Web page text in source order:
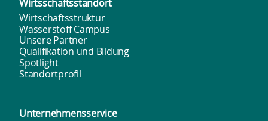
Wirtsschafts­standort
Wirtschaftsstruktur
Wasserstoff Campus
Unsere Partner
Qualifikation und Bildung
Spotlight
Standortprofil
Unternehmens­service